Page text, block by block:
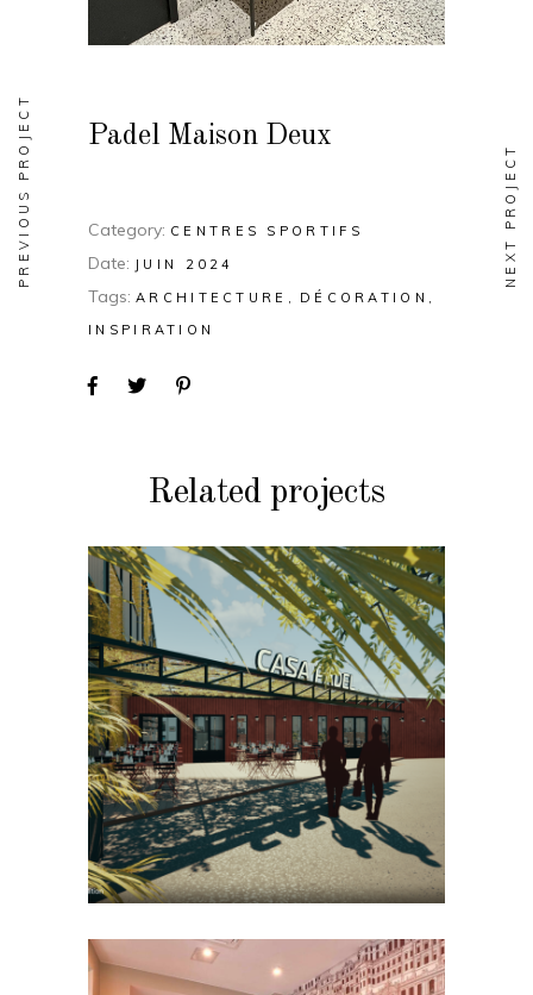
Padel Maison Deux
Category: CENTRES SPORTIFS
Date: JUIN 2024
Tags: ARCHITECTURE
DÉCORATION
INSPIRATION
Related projects
CENTRES SPORTIFS
Casa Padel /
Aubergenville
PREVIOUS PROJECT NEXT PROJECT